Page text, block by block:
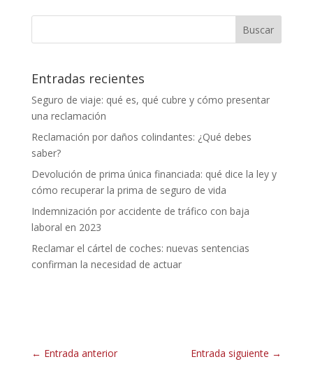
Entradas recientes
Seguro de viaje: qué es, qué cubre y cómo presentar
una reclamación
Reclamación por daños colindantes: ¿Qué debes
saber?
Devolución de prima única financiada: qué dice la ley y
cómo recuperar la prima de seguro de vida
Indemnización por accidente de tráfico con baja
laboral en 2023
Reclamar el cártel de coches: nuevas sentencias
confirman la necesidad de actuar
← Entrada anterior Entrada siguiente →